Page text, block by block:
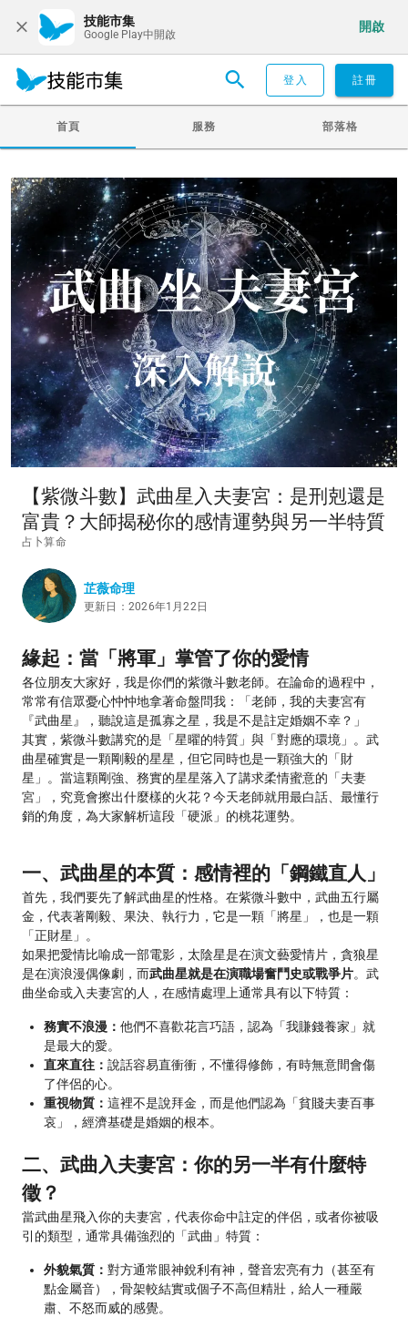
技能市集
Google Play中開啟
開啟
登入 註冊
首頁 服務 部落格
【紫微斗數】武曲星入夫妻宮：是刑剋還是
富貴？大師揭秘你的感情運勢與另一半特質
占卜算命
芷薇命理
更新日：2026年1月22日
緣起：當「將軍」掌管了你的愛情
各位朋友大家好，我是你們的紫微斗數老師。在論命的過程中，
常常有信眾憂心忡忡地拿著命盤問我：「老師，我的夫妻宮有
『武曲星』，聽說這是孤寡之星，我是不是註定婚姻不幸？」
其實，紫微斗數講究的是「星曜的特質」與「對應的環境」。武
曲星確實是一顆剛毅的星星，但它同時也是一顆強大的「財
星」。當這顆剛強、務實的星星落入了講求柔情蜜意的「夫妻
宮」，究竟會擦出什麼樣的火花？今天老師就用最白話、最懂行
銷的角度，為大家解析這段「硬派」的桃花運勢。
一、武曲星的本質：感情裡的「鋼鐵直人」
首先，我們要先了解武曲星的性格。在紫微斗數中，武曲五行屬
金，代表著剛毅、果決、執行力，它是一顆「將星」，也是一顆
「正財星」。
如果把愛情比喻成一部電影，太陰星是在演文藝愛情片，貪狼星
是在演浪漫偶像劇，而武曲星就是在演職場奮鬥史或戰爭片。武
曲坐命或入夫妻宮的人，在感情處理上通常具有以下特質：
務實不浪漫： 他們不喜歡花言巧語，認為「我賺錢養家」就
是最大的愛。
直來直往： 說話容易直衝衝，不懂得修飾，有時無意間會傷
了伴侶的心。
重視物質： 這裡不是說拜金，而是他們認為「貧賤夫妻百事
哀」，經濟基礎是婚姻的根本。
二、武曲入夫妻宮：你的另一半有什麼特
徵？
當武曲星飛入你的夫妻宮，代表你命中註定的伴侶，或者你被吸
引的類型，通常具備強烈的「武曲」特質：
外貌氣質： 對方通常眼神銳利有神，聲音宏亮有力（甚至有
點金屬音），骨架較結實或個子不高但精壯，給人一種嚴
肅、不怒而威的感覺。